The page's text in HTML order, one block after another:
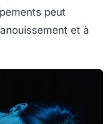
peut
et à